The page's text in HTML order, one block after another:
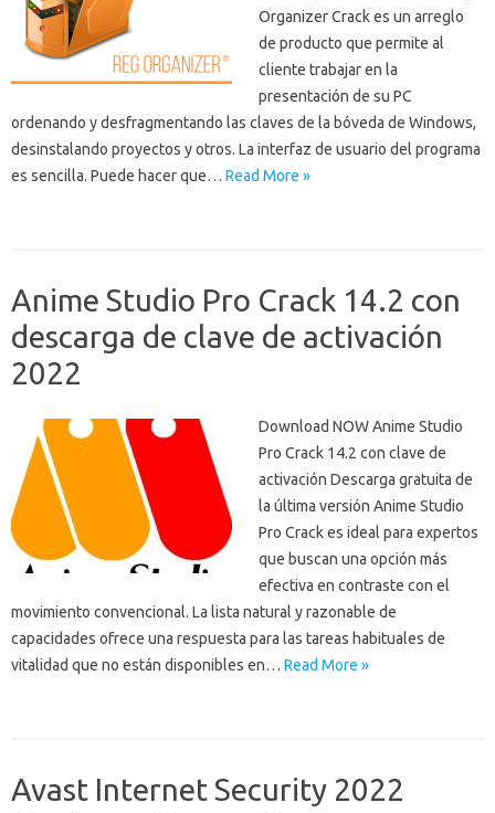
Organizer Crack es un arreglo
de producto que permite al
cliente trabajar en la
presentación de su PC
ordenando y desfragmentando las claves de la bóveda de Windows,
desinstalando proyectos y otros. La interfaz de usuario del programa
es sencilla. Puede hacer que… Read More »
Anime Studio Pro Crack 14.2 con
descarga de clave de activación
2022
Download NOW Anime Studio
Pro Crack 14.2 con clave de
activación Descarga gratuita de
la última versión Anime Studio
Pro Crack es ideal para expertos
que buscan una opción más
efectiva en contraste con el
movimiento convencional. La lista natural y razonable de
capacidades ofrece una respuesta para las tareas habituales de
vitalidad que no están disponibles en… Read More »
Avast Internet Security 2022